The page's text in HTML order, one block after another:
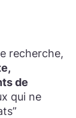
recherche,
de
qui ne